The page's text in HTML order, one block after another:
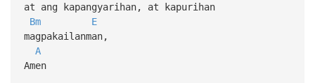
at ang kapangyarihan, at kapurihan
Bm
E
magpakailanman,
A
Amen